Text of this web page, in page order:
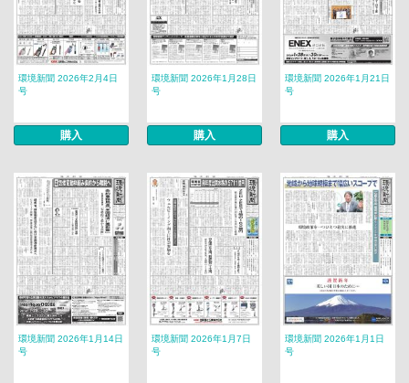
環境新聞 2026年2月4日
号
購入
環境新聞 2026年1月28日
号
購入
環境新聞 2026年1月21日
号
購入
環境新聞 2026年1月14日
号
環境新聞 2026年1月7日
号
環境新聞 2026年1月1日
号